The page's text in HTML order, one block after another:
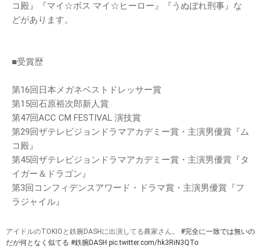
コ殿』『マイ☆ボス マイ☆ヒーロー』『うぬぼれ刑事』な
どがあります。
■受賞歴
第16回日本メガネベストドレッサー賞
第15回石原裕次郎新人賞
第47回ACC CM FESTIVAL 演技賞
第29回ザテレビジョンドラマアカデミー賞・主演男優賞『ム
コ殿』
第45回ザテレビジョンドラマアカデミー賞・主演男優賞『タ
イガー＆ドラゴン』
第3回コンフィデンスアワード・ドラマ賞・主演男優賞『フ
ラジャイル』
アイドルのTOKIOと鉄腕DASHに出演してる農家さん。 #完全に一致では無いの
だが何となく似てる #鉄腕DASH pic.twitter.com/hk3RiN3QTo